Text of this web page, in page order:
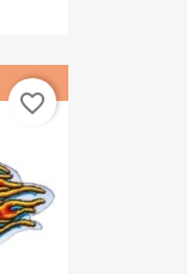
favorite_border